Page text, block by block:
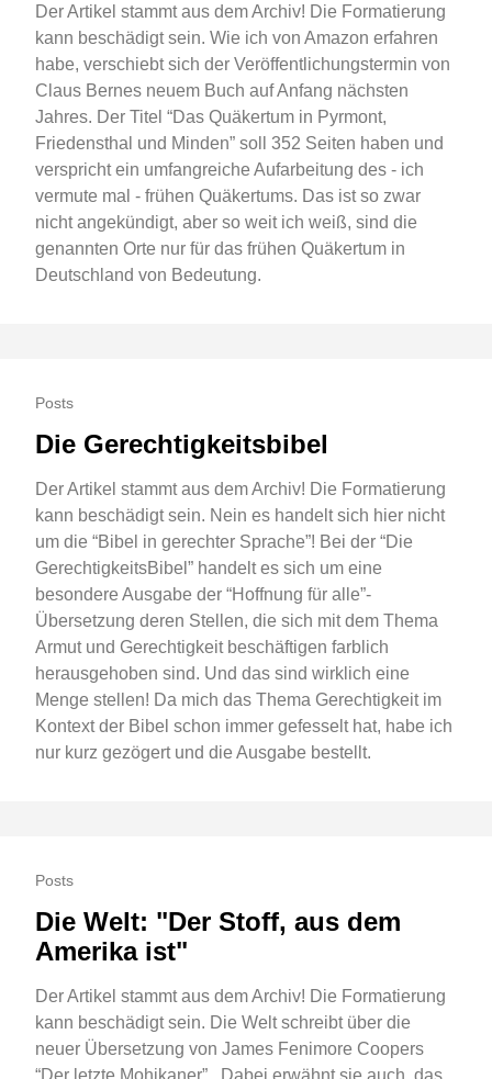
Der Artikel stammt aus dem Archiv! Die Formatierung
kann beschädigt sein. Wie ich von Amazon erfahren
habe, verschiebt sich der Veröffentlichungstermin von
Claus Bernes neuem Buch auf Anfang nächsten
Jahres. Der Titel “Das Quäkertum in Pyrmont,
Friedensthal und Minden” soll 352 Seiten haben und
verspricht ein umfangreiche Aufarbeitung des - ich
vermute mal - frühen Quäkertums. Das ist so zwar
nicht angekündigt, aber so weit ich weiß, sind die
genannten Orte nur für das frühen Quäkertum in
Deutschland von Bedeutung.
Posts
Die Gerechtigkeitsbibel
Der Artikel stammt aus dem Archiv! Die Formatierung
kann beschädigt sein. Nein es handelt sich hier nicht
um die “Bibel in gerechter Sprache”! Bei der “Die
GerechtigkeitsBibel” handelt es sich um eine
besondere Ausgabe der “Hoffnung für alle”-
Übersetzung deren Stellen, die sich mit dem Thema
Armut und Gerechtigkeit beschäftigen farblich
herausgehoben sind. Und das sind wirklich eine
Menge stellen! Da mich das Thema Gerechtigkeit im
Kontext der Bibel schon immer gefesselt hat, habe ich
nur kurz gezögert und die Ausgabe bestellt.
Posts
Die Welt: "Der Stoff, aus dem
Amerika ist"
Der Artikel stammt aus dem Archiv! Die Formatierung
kann beschädigt sein. Die Welt schreibt über die
neuer Übersetzung von James Fenimore Coopers